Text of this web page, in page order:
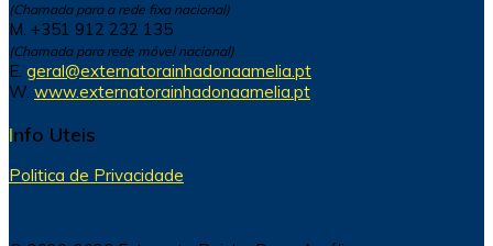
(Chamada para a rede fixa nacional)
M. +351 912 232 135
(Chamada para rede móvel nacional)
E. geral@externatorainhadonaamelia.pt
W. www.externatorainhadonaamelia.pt
Info Uteis
Politica de Privacidade